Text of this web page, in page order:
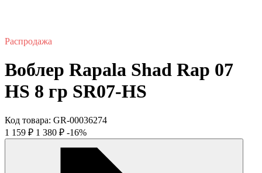
Распродажа
Воблер Rapala Shad Rap 07
HS 8 гр SR07-HS
Код товара: GR-00036274
1 159 ₽ 1 380 ₽ -16%